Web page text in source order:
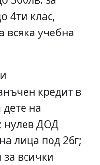
4ти клас,
всяка учебна
кредит в
на
нулев ДОД
лица под 26г;
всички